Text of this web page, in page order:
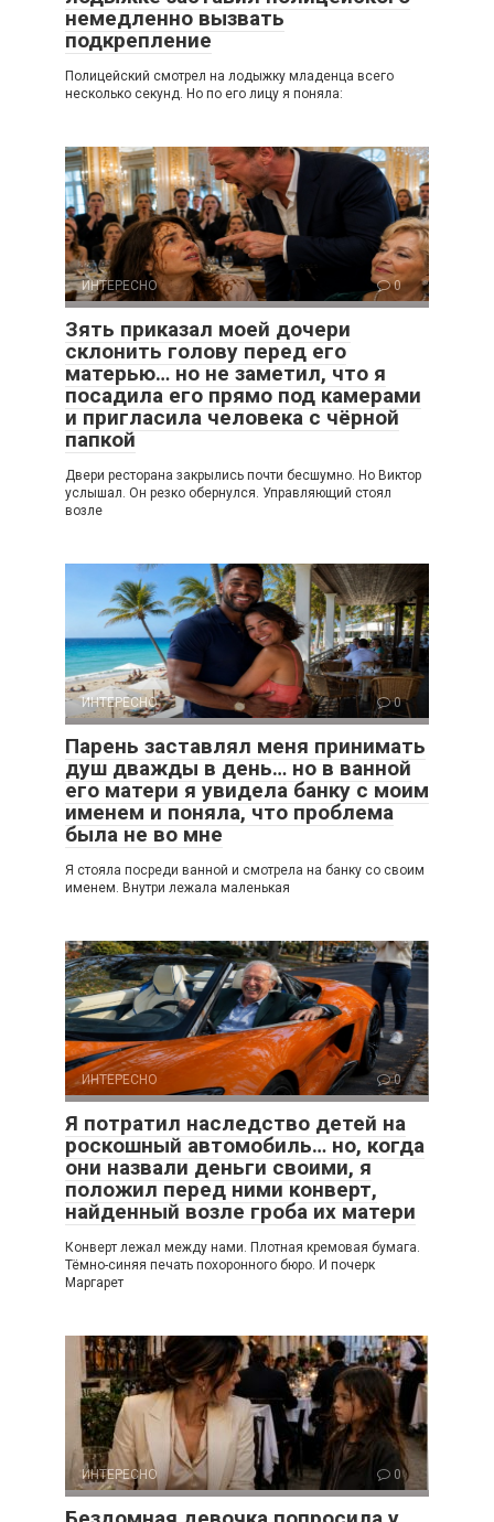
немедленно вызвать
подкрепление
Полицейский смотрел на лодыжку младенца всего
несколько секунд. Но по его лицу я поняла:
ИНТЕРЕСНО 0
Зять приказал моей дочери
склонить голову перед его
матерью… но не заметил, что я
посадила его прямо под камерами
и пригласила человека с чёрной
папкой
Двери ресторана закрылись почти бесшумно. Но Виктор
услышал. Он резко обернулся. Управляющий стоял
возле
ИНТЕРЕСНО 0
Парень заставлял меня принимать
душ дважды в день… но в ванной
его матери я увидела банку с моим
именем и поняла, что проблема
была не во мне
Я стояла посреди ванной и смотрела на банку со своим
именем. Внутри лежала маленькая
ИНТЕРЕСНО 0
Я потратил наследство детей на
роскошный автомобиль… но, когда
они назвали деньги своими, я
положил перед ними конверт,
найденный возле гроба их матери
Конверт лежал между нами. Плотная кремовая бумага.
Тёмно-синяя печать похоронного бюро. И почерк
Маргарет
ИНТЕРЕСНО 0